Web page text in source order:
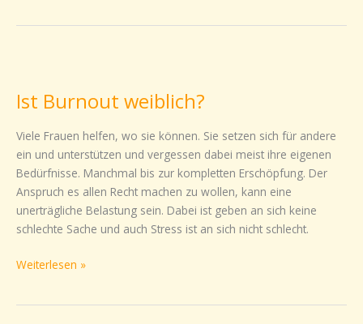
Ist Burnout weiblich?
Viele Frauen helfen, wo sie können. Sie setzen sich für andere
ein und unterstützen und vergessen dabei meist ihre eigenen
Bedürfnisse. Manchmal bis zur kompletten Erschöpfung. Der
Anspruch es allen Recht machen zu wollen, kann eine
unerträgliche Belastung sein. Dabei ist geben an sich keine
schlechte Sache und auch Stress ist an sich nicht schlecht.
weiblich?
Weiterlesen »